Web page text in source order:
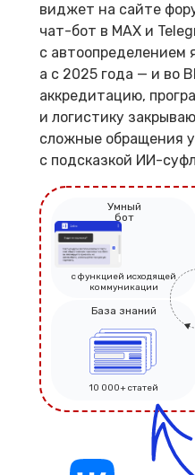
Умный
бот
База знаний
10 000+ статей
с функцией исходящей
коммуникации
виджет на сайте
чат-бот в MAX и
с автоопределением
а с 2025 года — и во
аккредитацию,
и логистику
сложные обращения
с подсказкой ИИ-